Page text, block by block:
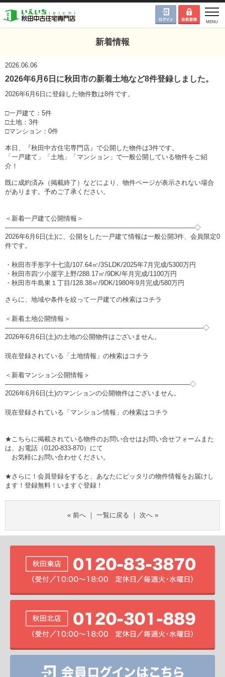
新着情報
2026.06.06
2026年6月6日に秋田市の新着土地など8件登録しました。
2026年6月6日に登録した物件数は8件です。
□一戸建て：5件
□土地：3件
□マンション：0件
本日、『秋田中古住宅専門店』で公開した物件は3件です。
「一戸建て」「土地」「マンション」で一般公開している物件をご紹
介！
既に成約済み（掲載終了）などにより、物件ページが表示されない場合
があります。予めご了承ください。
＜新着一戸建て公開情報＞
—————————————————————————————◇
2026年6月6日(土)に、公開をした一戸建て情報は一般公開3件、会員限定0
件です。
・秋田市手形字十七流/107.64㎡/3SLDK/2025年7月完成/5300万円
・秋田市四ツ小屋字上野/288.17㎡/9DK/年月完成/1100万円
・秋田市牛島東１丁目/128.38㎡/9DK/1980年9月完成/580万円
さらに、地域や条件を絞って一戸建ての検索は コチラ
＜新着土地公開情報＞
——————————————————————————————-◇
2026年6月6日(土)の土地の公開物件はございません。
現在登録されている「土地情報」の検索は コチラ
＜新着マンション公開情報＞
————————————————————————————-◇
2026年6月6日(土)のマンションの公開物件はございません。
現在登録されている「マンション情報」の検索は コチラ
★こちらに掲載されている物件のお問い合せはお問い合せフォーム また
は、お電話（0120-833-870）にて
お気軽にお問い合わせください。
★さらに！会員登録をすると、あなたにピッタリの物件情報をお届けし
ます！登録無料！ いますぐ登録！
« 前へ｜ 一覧に戻る ｜ 次へ»